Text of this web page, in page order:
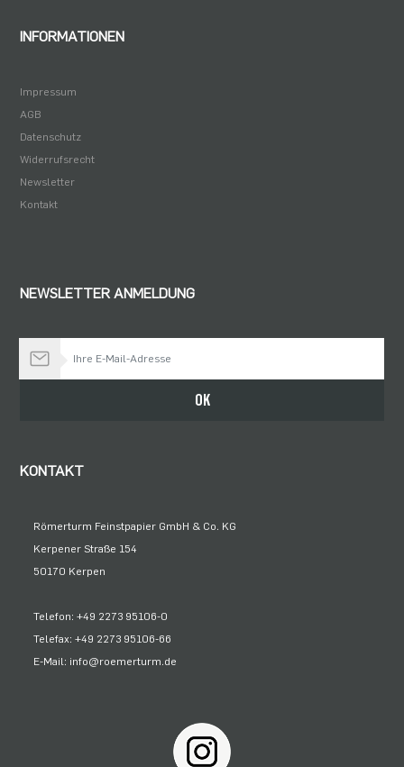
INFORMATIONEN
Impressum
AGB
Datenschutz
Widerrufsrecht
Newsletter
Kontakt
NEWSLETTER ANMELDUNG
OK
KONTAKT
Römerturm Feinstpapier GmbH & Co. KG
Kerpener Straße 154
50170 Kerpen
Telefon: +49 2273 95106-0
Telefax: +49 2273 95106-66
E-Mail: info@roemerturm.de